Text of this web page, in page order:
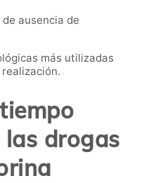
ausencia de
más utilizadas
las drogas